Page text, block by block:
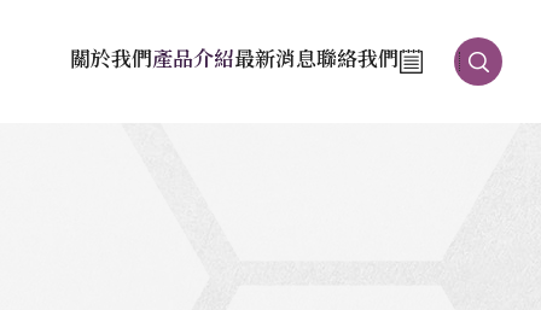
關於我們產品介紹最新消息聯絡我們